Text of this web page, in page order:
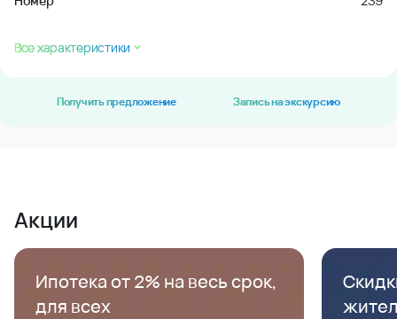
Все характеристики
Получить предложение Запись на экскурсию
Акции
Ипотека от 2% на весь срок,
для всех